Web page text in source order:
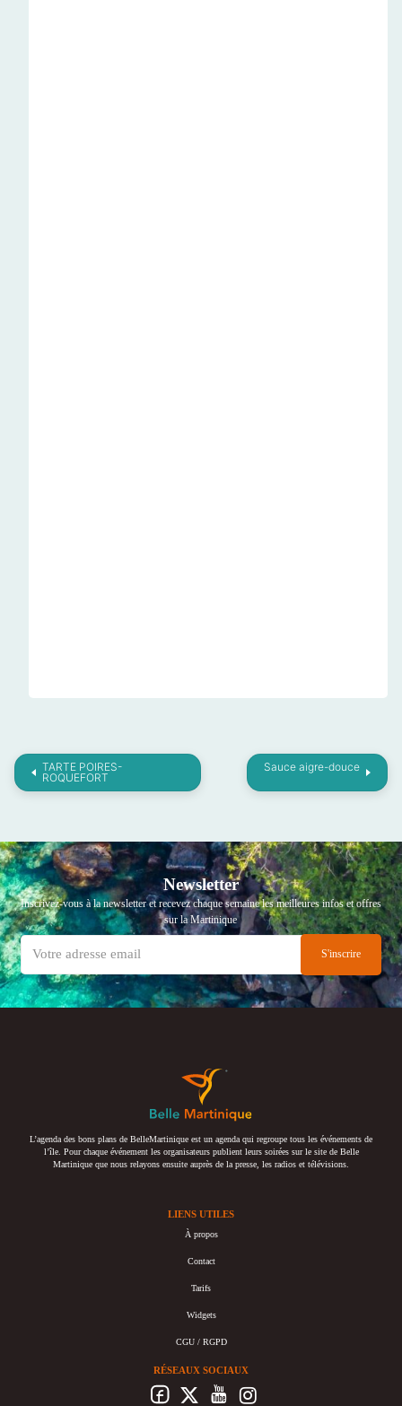
TARTE POIRES-
ROQUEFORT
Sauce aigre-douce
Newsletter
Inscrivez-vous à la newsletter et recevez chaque semaine les meilleures infos et offres
sur la Martinique
L’agenda des bons plans de BelleMartinique est un agenda qui regroupe tous les événements de
l’île. Pour chaque événement les organisateurs publient leurs soirées sur le site de Belle
Martinique que nous relayons ensuite auprès de la presse, les radios et télévisions.
LIENS UTILES
À propos
Contact
Tarifs
Widgets
CGU / RGPD
RÉSEAUX SOCIAUX